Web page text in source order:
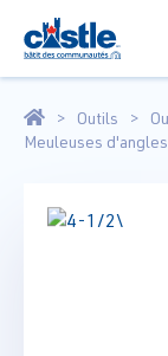
Outils
Meuleuses d'angles